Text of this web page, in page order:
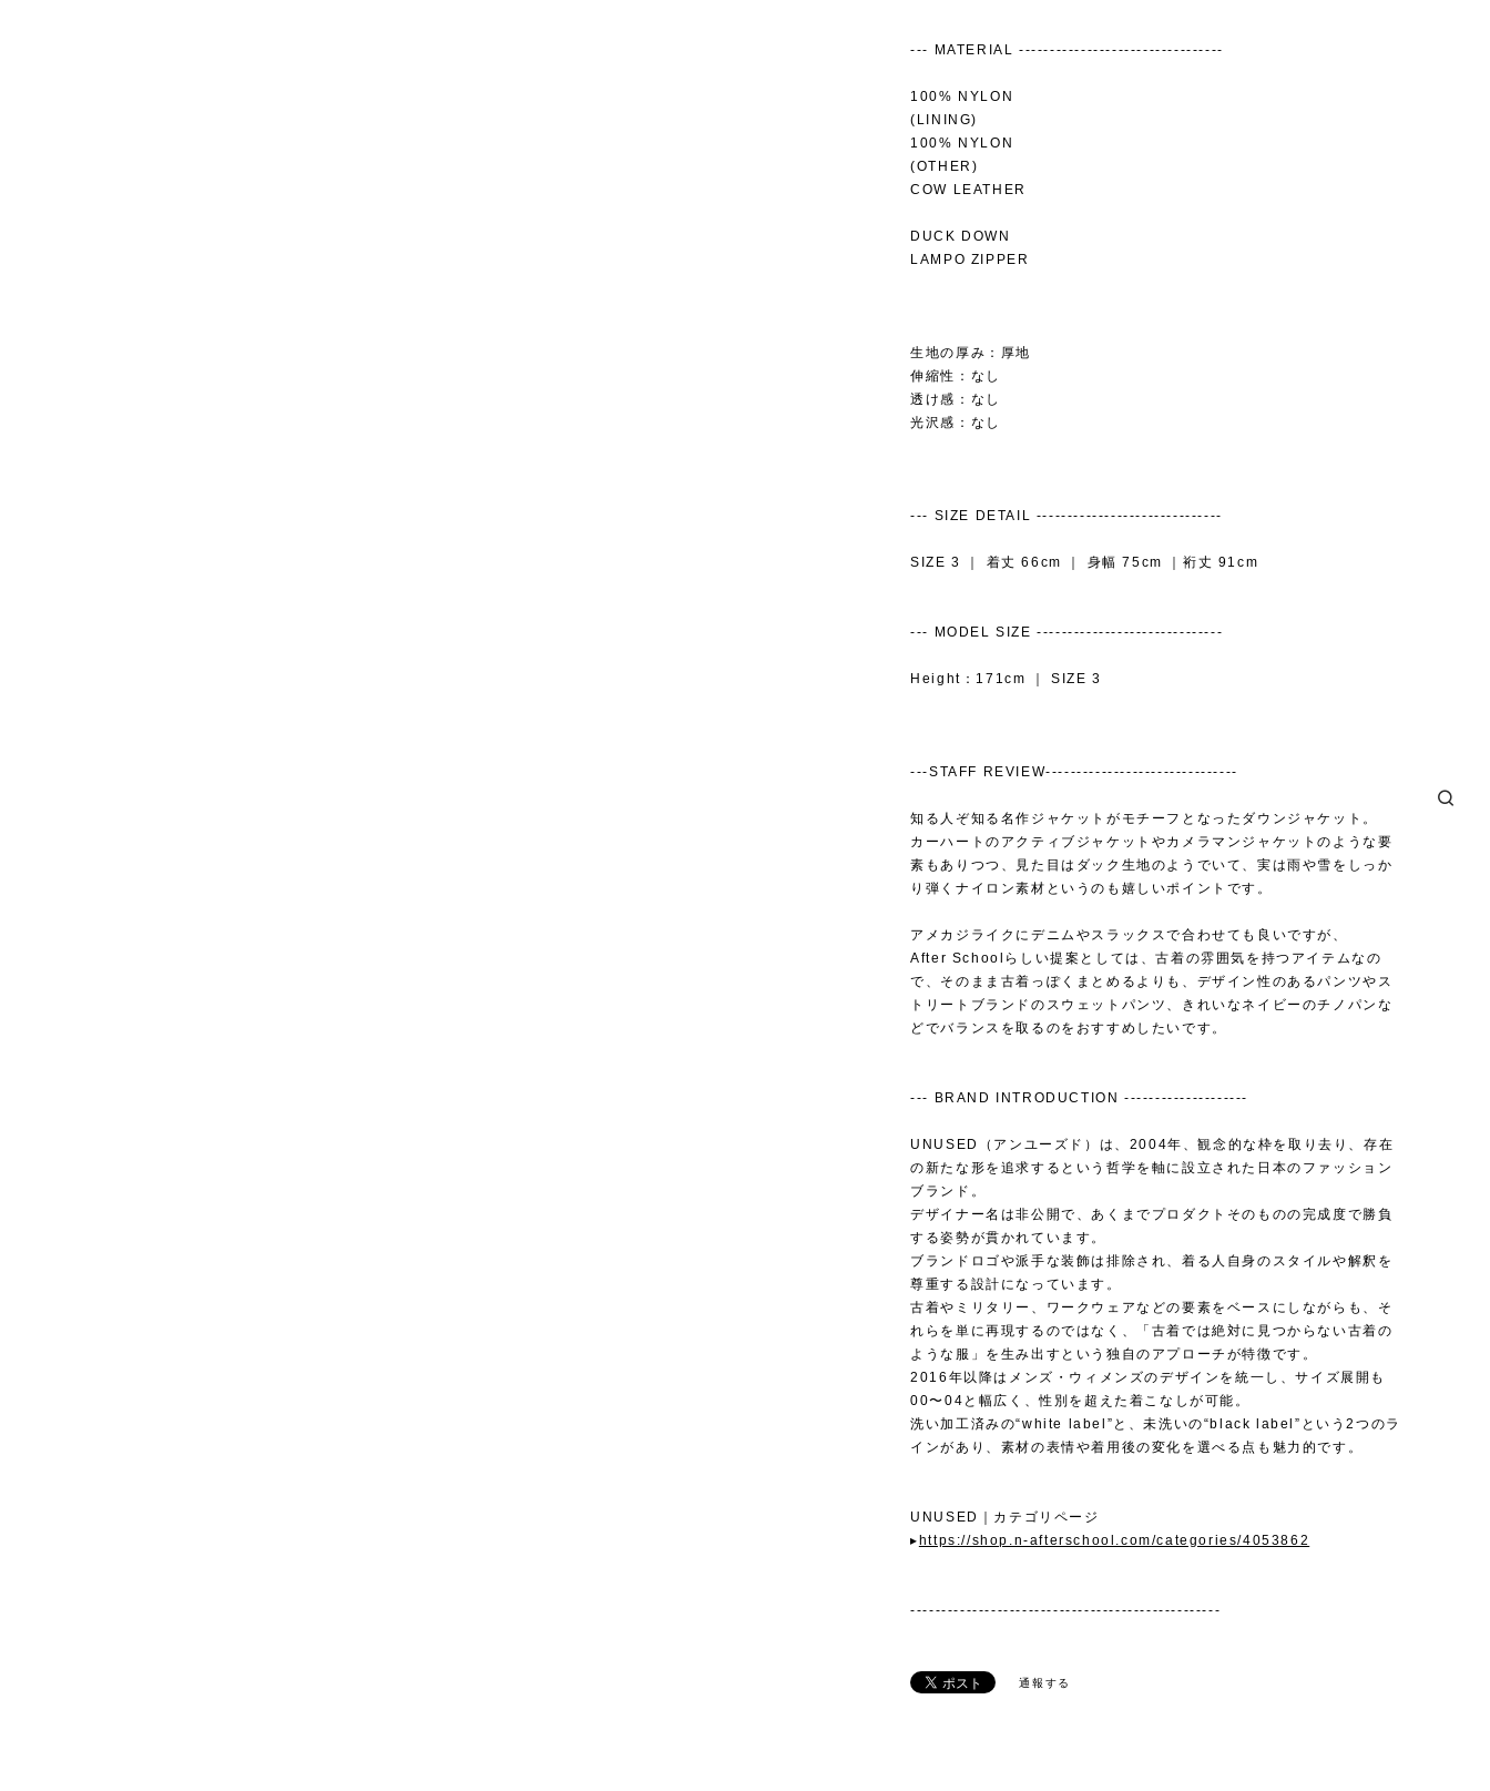
--- MATERIAL ---------------------------------
100% NYLON
(LINING)
100% NYLON
(OTHER)
COW LEATHER
DUCK DOWN
LAMPO ZIPPER
生地の厚み：厚地
伸縮性：なし
透け感：なし
光沢感：なし
--- SIZE DETAIL ------------------------------
SIZE 3 ｜ 着丈 66cm ｜ 身幅 75cm ｜裄丈 91cm
--- MODEL SIZE ------------------------------
Height：171cm ｜ SIZE 3
---STAFF REVIEW-------------------------------
知る人ぞ知る名作ジャケットがモチーフとなったダウンジャケット。
カーハートのアクティブジャケットやカメラマンジャケットのような要
素もありつつ、見た目はダック生地のようでいて、実は雨や雪をしっか
り弾くナイロン素材というのも嬉しいポイントです。
アメカジライクにデニムやスラックスで合わせても良いですが、
After Schoolらしい提案としては、古着の雰囲気を持つアイテムなの
で、そのまま古着っぽくまとめるよりも、デザイン性のあるパンツやス
トリートブランドのスウェットパンツ、きれいなネイビーのチノパンな
どでバランスを取るのをおすすめしたいです。
--- BRAND INTRODUCTION --------------------
UNUSED（アンユーズド）は、2004年、観念的な枠を取り去り、存在
の新たな形を追求するという哲学を軸に設立された日本のファッション
ブランド。
デザイナー名は非公開で、あくまでプロダクトそのものの完成度で勝負
する姿勢が貫かれています。
ブランドロゴや派手な装飾は排除され、着る人自身のスタイルや解釈を
尊重する設計になっています。
古着やミリタリー、ワークウェアなどの要素をベースにしながらも、そ
れらを単に再現するのではなく、「古着では絶対に見つからない古着の
ような服」を生み出すという独自のアプローチが特徴です。
2016年以降はメンズ・ウィメンズのデザインを統一し、サイズ展開も
00〜04と幅広く、性別を超えた着こなしが可能。
洗い加工済みの“white label”と、未洗いの“black label”という2つのラ
インがあり、素材の表情や着用後の変化を選べる点も魅力的です。
UNUSED｜カテゴリページ
▸https://shop.n-afterschool.com/categories/4053862
--------------------------------------------------
通報する